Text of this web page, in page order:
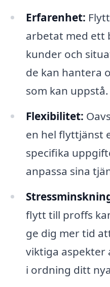
Erfarenhet:
arbetat med ett
kunder och
de kan hantera
som kan uppstå.
Flexibilitet:
en hel flyttjänst
specifika
anpassa sina
flytt till proffs
ge dig mer tid
viktiga aspekter
i ordning ditt